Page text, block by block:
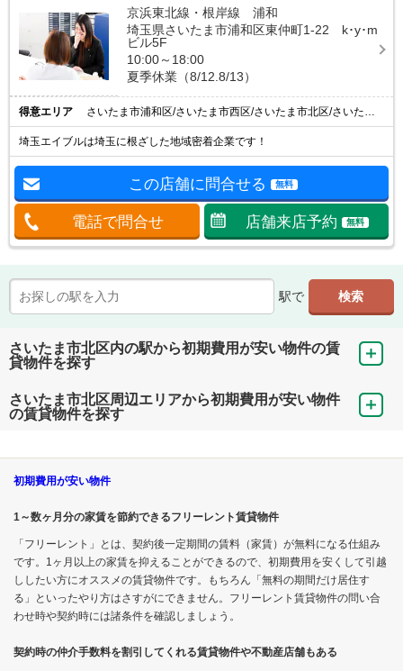
京浜東北線・根岸線 浦和
埼玉県さいたま市浦和区東仲町1-22 k･y･m
ビル5F
10:00～18:00
夏季休業（8/12.8/13）
得意エリア さいたま市浦和区/さいたま市西区/さいたま市北区/さいたま市大宮区/さいたま市見沼区
埼玉エイブルは埼玉に根ざした地域密着企業です！
この店舗に問合せる 無料
電話で問合せ 店舗来店予約 無料
駅で
さいたま市北区内の駅から初期費用が安い物件の賃
貸物件を探す
さいたま市北区周辺エリアから初期費用が安い物件
の賃貸物件を探す
初期費用が安い物件
1～数ヶ月分の家賃を節約できるフリーレント賃貸物件
「フリーレント」とは、契約後一定期間の賃料（家賃）が無料になる仕組み
です。1ヶ月以上の家賃を抑えることができるので、初期費用を安くして引越
ししたい方にオススメの賃貸物件です。もちろん「無料の期間だけ居住す
る」といったやり方はさすがにできません。フリーレント賃貸物件の問い合
わせ時や契約時には諸条件を確認しましょう。
契約時の仲介手数料を割引してくれる賃貸物件や不動産店舗もある